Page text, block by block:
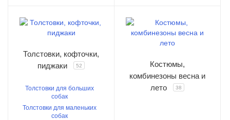
Толстовки, кофточки,
пиджаки
52
Толстовки для больших
собак
Толстовки для маленьких
собак
Костюмы,
комбинезоны весна и
лето
38